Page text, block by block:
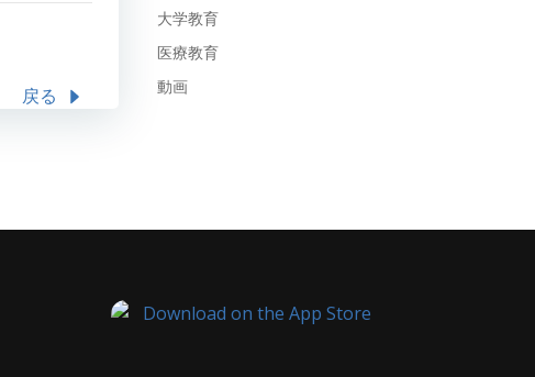
戻る
大学教育
医療教育
動画